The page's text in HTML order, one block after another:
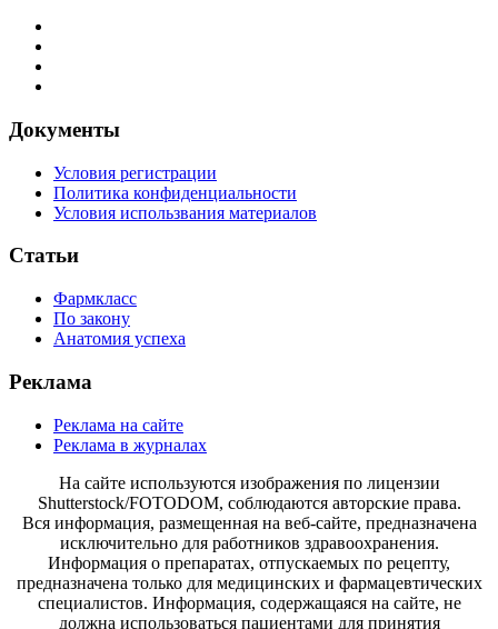
Документы
Условия регистрации
Политика конфиденциальности
Условия использвания материалов
Статьи
Фармкласс
По закону
Анатомия успеха
Реклама
Реклама на сайте
Реклама в журналах
На сайте используются изображения по лицензии
Shutterstock/FOTODOM, соблюдаются авторские права.
Вся информация, размещенная на веб-сайте, предназначена
исключительно для работников здравоохранения.
Информация о препаратах, отпускаемых по рецепту,
предназначена только для медицинских и фармацевтических
специалистов. Информация, содержащаяся на сайте, не
должна использоваться пациентами для принятия